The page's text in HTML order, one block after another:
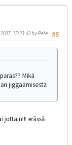
#5
15:23:43 by Pete
Mikä
jiggaamisesta
jottain!!! erässä